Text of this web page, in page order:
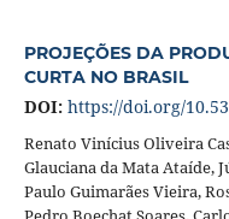
PROJEÇÕES DA
CURTA NO BRASIL
DOI: https://doi.org/
Renato Vinícius Oliveira
Glauciana da Mata Ataíde,
Paulo Guimarães Vieira,